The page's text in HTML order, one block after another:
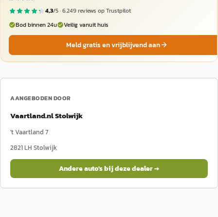
4,3/5 ·6.249reviews op Trustpilot
Bod binnen 24u
Veilig vanuit huis
Meld gratis en vrijblijvend aan
AANGEBODEN DOOR
Vaartland.nl Stolwijk
't Vaartland 7
2821 LH Stolwijk
Andere auto's bij deze dealer →